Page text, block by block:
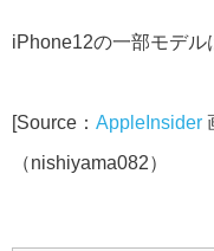
iPhone12の一部モデル
[Source： AppleInsider
（nishiyama082）